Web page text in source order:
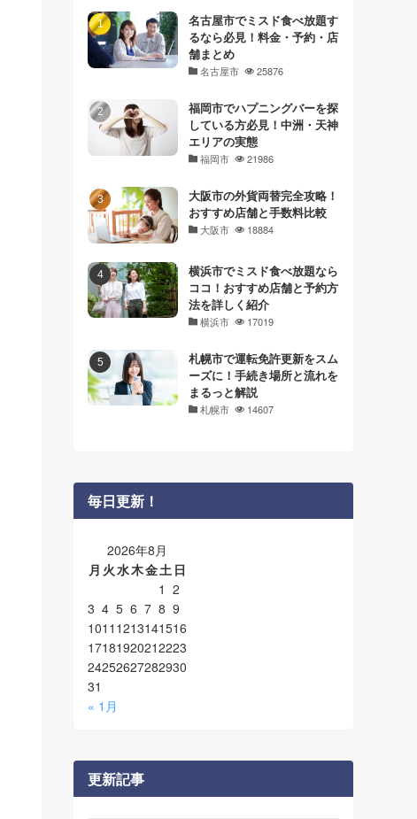
名古屋市でミスド食べ放題す
るなら必見！料金・予約・店
舗まとめ
名古屋市 25876
福岡市でハプニングバーを探
している方必見！中洲・天神
エリアの実態
福岡市 21986
大阪市の外貨両替完全攻略！
おすすめ店舗と手数料比較
大阪市 18884
横浜市でミスド食べ放題なら
ココ！おすすめ店舗と予約方
法を詳しく紹介
横浜市 17019
札幌市で運転免許更新をスム
ーズに！手続き場所と流れを
まるっと解説
札幌市 14607
毎日更新！
2026年8月
月 火水木金土 日
1 2
3 4 5 6 7 8 9
1011 1213141516
17181920212223
24252627282930
31
« 1月
更新記事